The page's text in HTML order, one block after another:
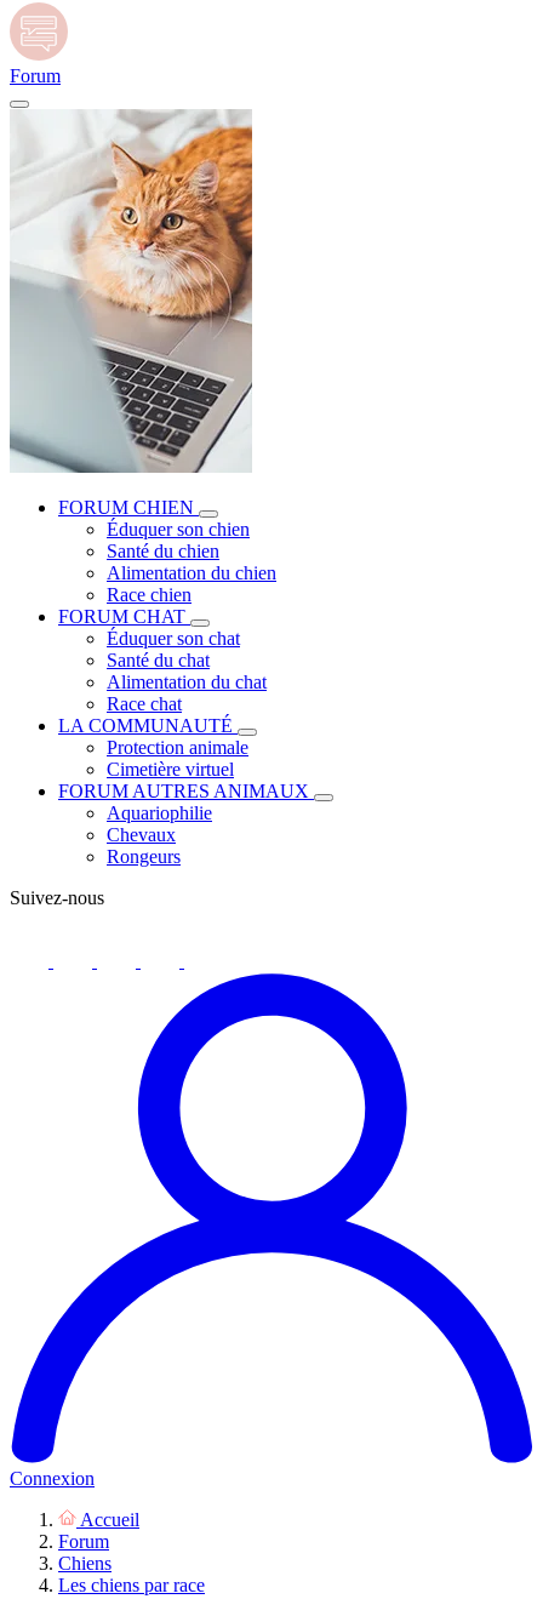
Forum
FORUM CHIEN
Éduquer son chien
Santé du chien
Alimentation du chien
Race chien
FORUM CHAT
Éduquer son chat
Santé du chat
Alimentation du chat
Race chat
LA COMMUNAUTÉ
Protection animale
Cimetière virtuel
FORUM AUTRES ANIMAUX
Aquariophilie
Chevaux
Rongeurs
Suivez-nous
Connexion
Accueil
Forum
Chiens
Les chiens par race